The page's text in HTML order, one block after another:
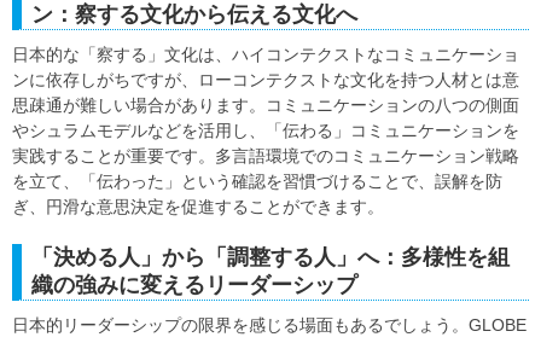
ン：察する文化から伝える文化へ
日本的な「察する」文化は、ハイコンテクストなコミュニケーショ
ンに依存しがちですが、ローコンテクストな文化を持つ人材とは意
思疎通が難しい場合があります。コミュニケーションの八つの側面
やシュラムモデルなどを活用し、「伝わる」コミュニケーションを
実践することが重要です。多言語環境でのコミュニケーション戦略
を立て、「伝わった」という確認を習慣づけることで、誤解を防
ぎ、円滑な意思決定を促進することができます。
「決める人」から「調整する人」へ：多様性を組
織の強みに変えるリーダーシップ
日本的リーダーシップの限界を感じる場面もあるでしょう。GLOBE